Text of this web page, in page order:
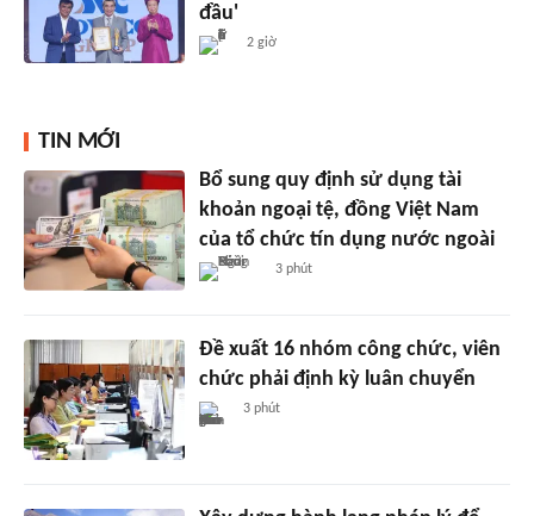
đầu'
2 giờ
TIN MỚI
Bổ sung quy định sử dụng tài
khoản ngoại tệ, đồng Việt Nam
của tổ chức tín dụng nước ngoài
3 phút
Đề xuất 16 nhóm công chức, viên
chức phải định kỳ luân chuyển
3 phút